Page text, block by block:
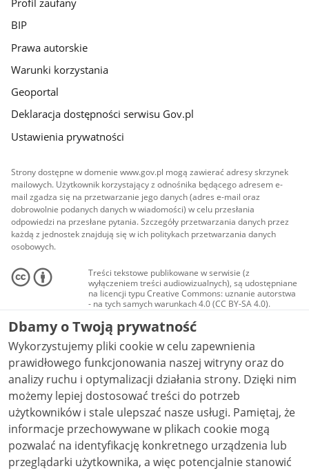
Profil zaufany
BIP
Prawa autorskie
Warunki korzystania
Geoportal
Deklaracja dostępności serwisu Gov.pl
Ustawienia prywatności
Strony dostępne w domenie www.gov.pl mogą zawierać adresy skrzynek
mailowych. Użytkownik korzystający z odnośnika będącego adresem e-
mail zgadza się na przetwarzanie jego danych (adres e-mail oraz
dobrowolnie podanych danych w wiadomości) w celu przesłania
odpowiedzi na przesłane pytania. Szczegóły przetwarzania danych przez
każdą z jednostek znajdują się w ich politykach przetwarzania danych
osobowych.
Treści tekstowe publikowane w serwisie (z
wyłączeniem treści audiowizualnych), są udostępniane
na licencji typu Creative Commons: uznanie autorstwa
- na tych samych warunkach 4.0 (CC BY-SA 4.0).
Materiały audiowizualne, w tym zdjęcia, materiały
audio i wideo, są udostępniane na licencji typu
Creative Commons: uznanie autorstwa użycie
niekomercyjne - bez utworów zależnych 4.0 (CC BY-
NC-ND 4.0), o ile nie jest to stwierdzone inaczej.
Dbamy o Twoją prywatność
Wykorzystujemy pliki cookie w celu zapewnienia
prawidłowego funkcjonowania naszej witryny oraz do
analizy ruchu i optymalizacji działania strony. Dzięki nim
możemy lepiej dostosować treści do potrzeb
użytkowników i stale ulepszać nasze usługi. Pamiętaj, że
informacje przechowywane w plikach cookie mogą
pozwalać na identyfikację konkretnego urządzenia lub
przeglądarki użytkownika, a więc potencjalnie stanowić